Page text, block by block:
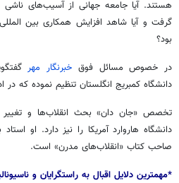
هستند. آیا جامعه جهانی از آسیب‌های
گرفت و آیا شاهد افزایش همکاری بین
بود؟
در خصوص مسائل فوق خبرنگار مهر
دانشگاه کمبریج انگلستان تنظیم نموده که در
تخصص «جان دان» بحث انقلاب‌ها و
دانشگاه هاروارد آمریکا را نیز دارد. او
صاحب کتاب «انقلاب‌های مدرن» است.
*مهمترین دلایل اقبال به راستگرایان و